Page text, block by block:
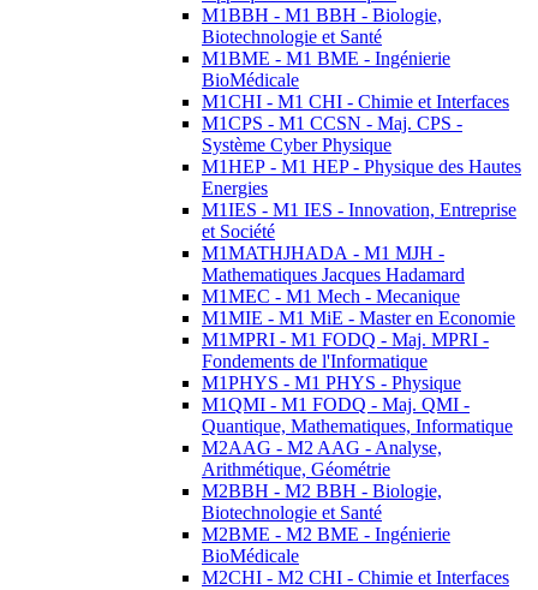
M1BBH - M1 BBH - Biologie,
Biotechnologie et Santé
M1BME - M1 BME - Ingénierie
BioMédicale
M1CHI - M1 CHI - Chimie et Interfaces
M1CPS - M1 CCSN - Maj. CPS -
Système Cyber Physique
M1HEP - M1 HEP - Physique des Hautes
Energies
M1IES - M1 IES - Innovation, Entreprise
et Société
M1MATHJHADA - M1 MJH -
Mathematiques Jacques Hadamard
M1MEC - M1 Mech - Mecanique
M1MIE - M1 MiE - Master en Economie
M1MPRI - M1 FODQ - Maj. MPRI -
Fondements de l'Informatique
M1PHYS - M1 PHYS - Physique
M1QMI - M1 FODQ - Maj. QMI -
Quantique, Mathematiques, Informatique
M2AAG - M2 AAG - Analyse,
Arithmétique, Géométrie
M2BBH - M2 BBH - Biologie,
Biotechnologie et Santé
M2BME - M2 BME - Ingénierie
BioMédicale
M2CHI - M2 CHI - Chimie et Interfaces